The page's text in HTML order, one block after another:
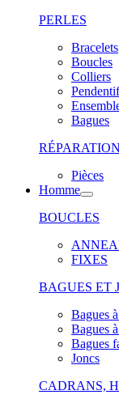
PERLES
Bracelets
Boucles
Colliers
Bagues
Pièces
Homme
BOUCLES
FIXES
BAGUES ET
Bagues
Bagues
Bagues
Joncs
CADRANS,